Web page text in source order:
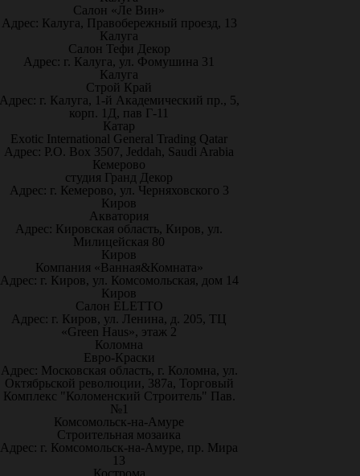
Салон «Ле Вин»
Адрес: Калуга, Правобережный проезд, 13
Калуга
Салон Тефи Декор
Адрес: г. Калуга, ул. Фомушина 31
Калуга
Строй Край
г. Калуга, 1-й Академический пр., 5,
корп. 1Д, пав Г-11
Катар
Exotic International General Trading Qatar
Адрес: P.O. Box 3507, Jeddah, Saudi Arabia
Кемерово
студия Гранд Декор
Адрес: г. Кемерово, ул. Черняховского 3
Киров
Акватория
Адрес: Кировская область, Киров, ул.
Милицейская 80
Киров
Компания «Ванная&Комната»
Адрес: г. Киров, ул. Комсомольская, дом 14
Киров
Салон ELETTO
Адрес: г. Киров, ул. Ленина, д. 205, ТЦ
«Green Haus», этаж 2
Коломна
Евро-Краски
Адрес: Московская область, г. Коломна, ул.
Октябрьской революции, 387а, Торговый
Комплекс "Коломенский Строитель" Пав.
№1
Комсомольск-на-Амуре
Строительная мозаика
Адрес: г. Комсомольск-на-Амуре, пр. Мира
13
Кострома